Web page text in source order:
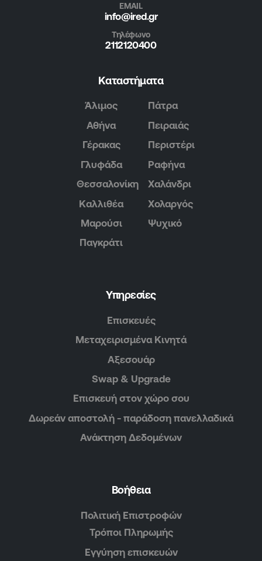
EMAIL
info@ired.gr
Τηλέφωνο
2112120400
Καταστήματα
Άλιμος
Αθήνα
Γέρακας
Γλυφάδα
Θεσσαλονίκη
Καλλιθέα
Μαρούσι
Παγκράτι
Πάτρα
Πειραιάς
Περιστέρι
Ραφήνα
Χαλάνδρι
Χολαργός
Ψυχικό
Υπηρεσίες
Επισκευές
Μεταχειρισμένα Κινητά
Αξεσουάρ
Swap & Upgrade
Επισκευή στον χώρο σου
Δωρεάν αποστολή - παράδοση πανελλαδικά
Ανάκτηση Δεδομένων
Βοήθεια
Πολιτική Επιστροφών
Τρόποι Πληρωμής
Εγγύηση επισκευών